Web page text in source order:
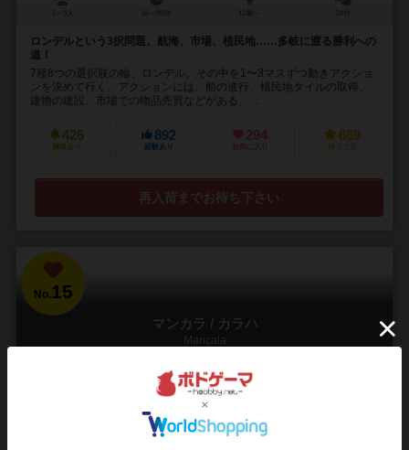
ロンデルという3択問題。航海、市場、植民地……多岐に渡る勝利への
道！
7種8つの選択肢の輪、ロンデル。その中を1〜3マスずつ動きアクショ
ンを決めて行く。アクションには、船の進行、植民地タイルの取得、
建物の建設、市場での物品売買などがある。 ...
426
興味あり
892
経験あり
294
お気に入り
689
持ってる
再入荷までお待ち下さい
No.15
マンカラ / カラハ
Mancala
10分前後